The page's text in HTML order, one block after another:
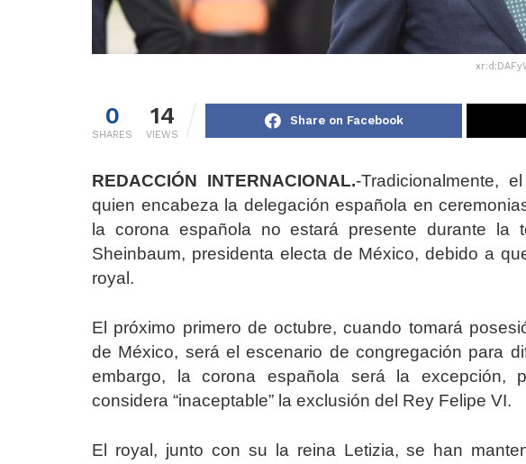
0
SHARES
14
VIEWS
Share on Facebook
REDACCIÓN INTERNACIONAL.-Tradicionalmente,
quien encabeza la delegación española en
la corona española no estará presente durante la
Sheinbaum, presidenta electa de México, debido a
royal.
El próximo primero de octubre, cuando tomará
de México, será el escenario de congregación para
embargo, la corona española será la excepción,
considera “inaceptable” la exclusión del Rey Felipe VI.
El royal, junto con su la reina Letizia, se han